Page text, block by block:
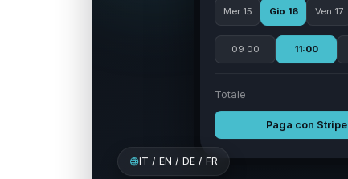
Mer 15 Gio 16 Ven 17
09:00 11:00
Totale
Paga con Stripe
IT / EN / DE / FR